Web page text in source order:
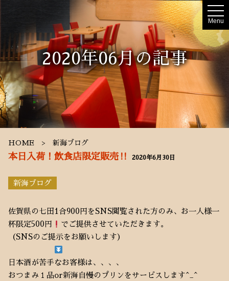
t
o
g
g
e
n
g
a
Menu
2020年06月の記事
HOME 新海ブログ
本日入荷！飲食店限定販売‼︎ 2020年6月30日
新海ブログ
佐賀県の七田1合900円をSNS閲覧された方のみ、お一人様一
杯限定500円
でご提供させていただきます。
（SNSのご提示をお願いします）
日本酒が苦手なお客様は、、、、
おつまみ１品or新海自慢のプリンをサービスします^_^